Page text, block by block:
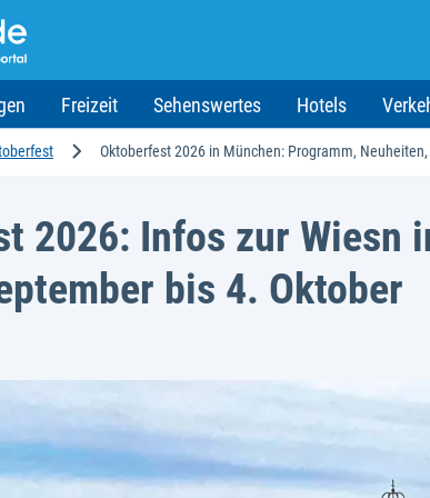
Freizeit Sehenswertes Hotels
Oktoberfest 2026 in München: Programm,
2026: Infos zur Wiesn
bis 4. Oktober